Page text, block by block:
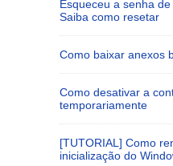
Esqueceu a senha
Saiba como resetar
Como baixar anexos
Como desativar a
temporariamente
[TUTORIAL] Como
inicialização do